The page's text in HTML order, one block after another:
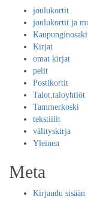
joulukortit
joulukortit ja
Kirjat
omat kirjat
pelit
Postikortit
Talot,taloyhtiöt
Tammerkoski
tekstiilit
välityskirja
Yleinen
Meta
Kirjaudu sisään